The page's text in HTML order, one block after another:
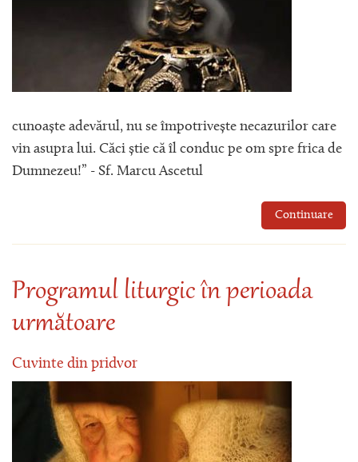
cunoaște adevărul, nu se împotrivește necazurilor care
vin asupra lui. Căci știe că îl conduc pe om spre frica de
Dumnezeu!” - Sf. Marcu Ascetul
Continuare
Programul liturgic în perioada
următoare
Cuvinte din pridvor